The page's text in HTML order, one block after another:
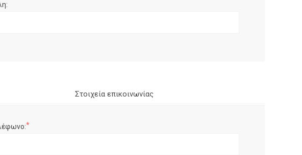
Στοιχεία επικοινωνίας
*